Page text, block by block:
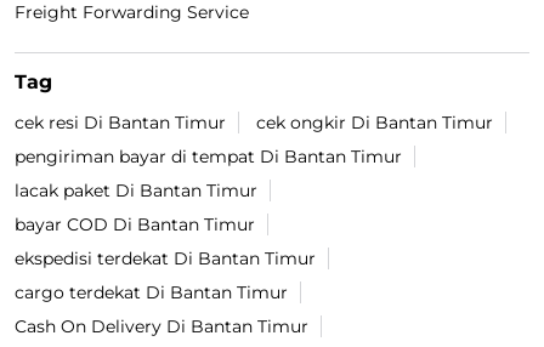
Freight Forwarding Service
Tag
cek resi Di Bantan Timur
cek ongkir Di Bantan Timur
pengiriman bayar di tempat Di Bantan Timur
lacak paket Di Bantan Timur
bayar COD Di Bantan Timur
ekspedisi terdekat Di Bantan Timur
cargo terdekat Di Bantan Timur
Cash On Delivery Di Bantan Timur